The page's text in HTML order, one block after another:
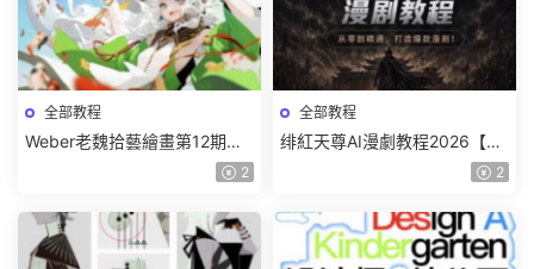
全部教程
Weber老魏拾藝繪畫第12期角
色特訓班【畫質不錯隻有視
2
全部教程
绯紅天尊AI漫劇教程2026【畫
2